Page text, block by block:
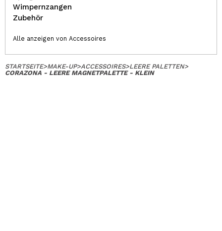
Wimpernzangen
Zubehör
Alle anzeigen von Accessoires
STARTSEITE>MAKE-UP>ACCESSOIRES>LEERE PALETTEN>
CORAZONA - LEERE MAGNETPALETTE - KLEIN